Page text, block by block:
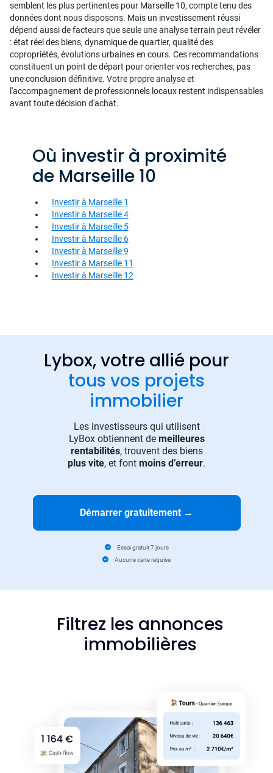
semblent les plus pertinentes pour Marseille 10, compte tenu des
données dont nous disposons. Mais un investissement réussi
dépend aussi de facteurs que seule une analyse terrain peut révéler
: état réel des biens, dynamique de quartier, qualité des
copropriétés, évolutions urbaines en cours. Ces recommandations
constituent un point de départ pour orienter vos recherches, pas
une conclusion définitive. Votre propre analyse et
l'accompagnement de professionnels locaux restent indispensables
avant toute décision d'achat.
Où investir à proximité
de Marseille 10
Investir à Marseille 1
Investir à Marseille 4
Investir à Marseille 5
Investir à Marseille 6
Investir à Marseille 9
Investir à Marseille 11
Investir à Marseille 12
Lybox, votre allié pour
tous vos projets
immobilier
Les investisseurs qui utilisent
LyBox obtiennent de meilleures
rentabilités, trouvent des biens
plus vite, et font moins d’erreur.
Démarrer gratuitement →
Essai gratuit 7 jours
Aucune carte requise
Filtrez les annonces
immobilières